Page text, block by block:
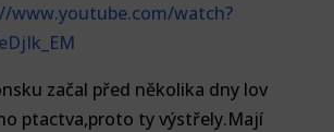
www.youtube.com/watch?
začal před několika dny lov
ptactva,proto ty výstřely.Mají